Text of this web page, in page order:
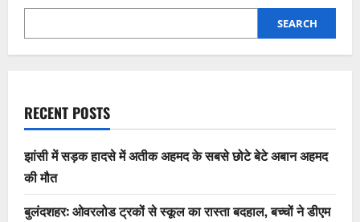
SEARCH
RECENT POSTS
झांसी में सड़क हादसे में अतीक अहमद के सबसे छोटे बेटे अबान अहमद
की मौत
बुलंदशहर: ओवरलोड ट्रकों से स्कूल का रास्ता बदहाल, बच्चों ने डीएम